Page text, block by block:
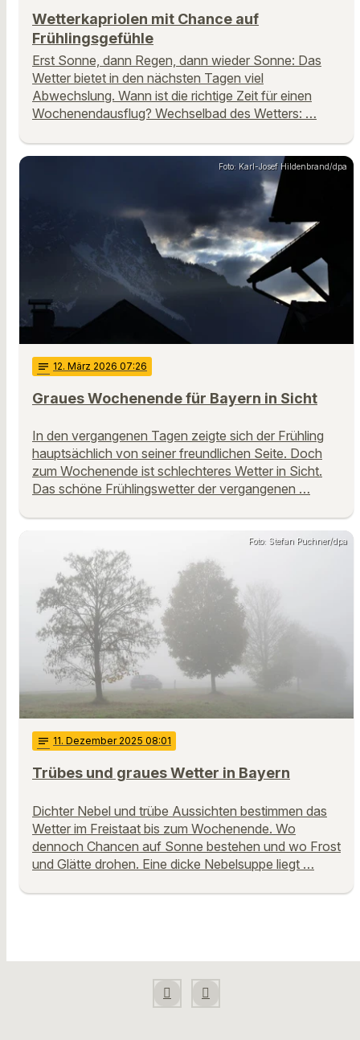
Wetterkapriolen mit Chance auf
Frühlingsgefühle
Erst Sonne, dann Regen, dann wieder Sonne: Das
Wetter bietet in den nächsten Tagen viel
Abwechslung. Wann ist die richtige Zeit für einen
Wochenendausflug? Wechselbad des Wetters: …
Foto: Karl-Josef Hildenbrand/dpa
notes 12. März 2026 07:26
Graues Wochenende für Bayern in Sicht
In den vergangenen Tagen zeigte sich der Frühling
hauptsächlich von seiner freundlichen Seite. Doch
zum Wochenende ist schlechteres Wetter in Sicht.
Das schöne Frühlingswetter der vergangenen …
Foto: Stefan Puchner/dpa
notes 11. Dezember 2025 08:01
Trübes und graues Wetter in Bayern
Dichter Nebel und trübe Aussichten bestimmen das
Wetter im Freistaat bis zum Wochenende. Wo
dennoch Chancen auf Sonne bestehen und wo Frost
und Glätte drohen. Eine dicke Nebelsuppe liegt …